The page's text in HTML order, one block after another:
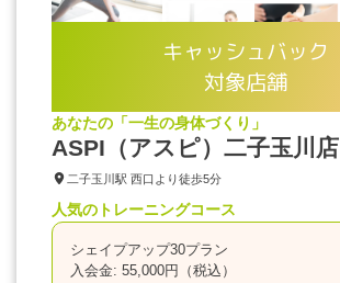
キャッシュバック
対象店舗
あなたの「一生の身体づくり」
ASPI（アスピ）二子玉川店
二子玉川駅 西口より徒歩5分
人気のトレーニングコース
シェイプアップ30プラン
入会金: 55,000円（税込）